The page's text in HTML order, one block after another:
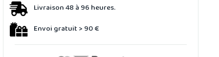
Livraison 48 à 96 heures.
Envoi gratuit > 90 €